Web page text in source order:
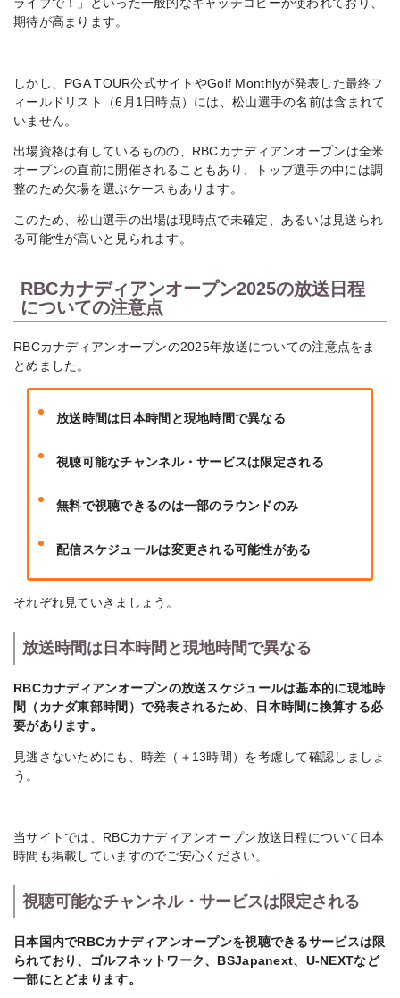
ライブで！」といった一般的なキャッチコピーが使われており、
期待が高まります。
しかし、PGA TOUR公式サイトやGolf Monthlyが発表した最終フ
ィールドリスト（6月1日時点）には、松山選手の名前は含まれて
いません。
出場資格は有しているものの、RBCカナディアンオープンは全米
オープンの直前に開催されることもあり、トップ選手の中には調
整のため欠場を選ぶケースもあります。
このため、松山選手の出場は現時点で未確定、あるいは見送られ
る可能性が高いと見られます。
RBCカナディアンオープン2025の放送日程
についての注意点
RBCカナディアンオープンの2025年放送についての注意点をま
とめました。
放送時間は日本時間と現地時間で異なる
視聴可能なチャンネル・サービスは限定される
無料で視聴できるのは一部のラウンドのみ
配信スケジュールは変更される可能性がある
それぞれ見ていきましょう。
放送時間は日本時間と現地時間で異なる
RBCカナディアンオープンの放送スケジュールは基本的に現地時
間（カナダ東部時間）で発表されるため、日本時間に換算する必
要があります。
見逃さないためにも、時差（＋13時間）を考慮して確認しましょ
う。
当サイトでは、RBCカナディアンオープン放送日程について日本
時間も掲載していますのでご安心ください。
視聴可能なチャンネル・サービスは限定される
日本国内でRBCカナディアンオープンを視聴できるサービスは限
られており、ゴルフネットワーク、BSJapanext、U-NEXTなど
一部にとどまります。